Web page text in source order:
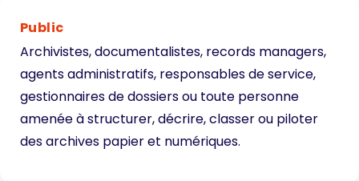
Public
Archivistes, documentalistes, records managers,
agents administratifs, responsables de service,
gestionnaires de dossiers ou toute personne
amenée à structurer, décrire, classer ou piloter
des archives papier et numériques.